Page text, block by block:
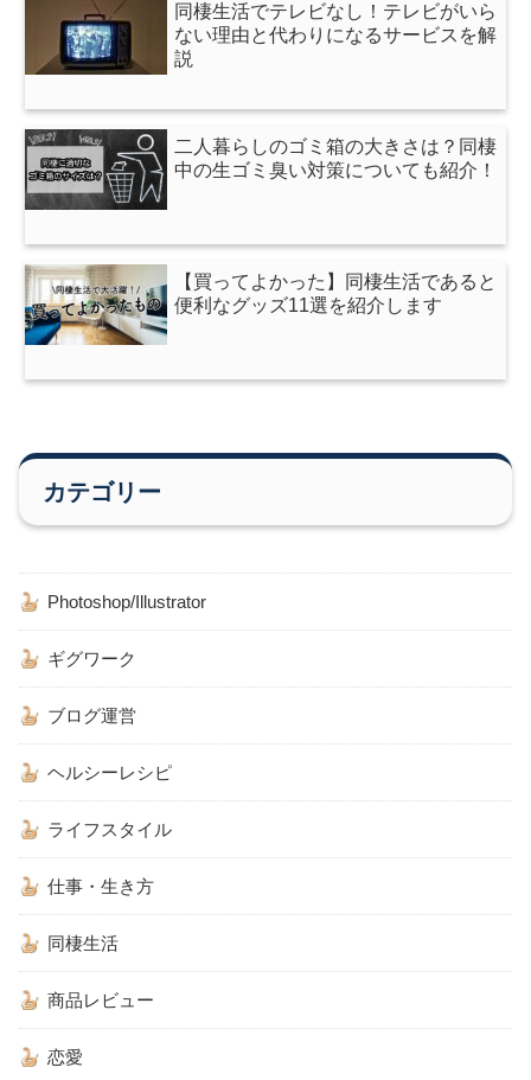
同棲生活でテレビなし！テレビがいら
ない理由と代わりになるサービスを解
説
二人暮らしのゴミ箱の大きさは？同棲
中の生ゴミ臭い対策についても紹介！
【買ってよかった】同棲生活であると
便利なグッズ11選を紹介します
カテゴリー
Photoshop/Illustrator
ギグワーク
ブログ運営
ヘルシーレシピ
ライフスタイル
仕事・生き方
同棲生活
商品レビュー
恋愛